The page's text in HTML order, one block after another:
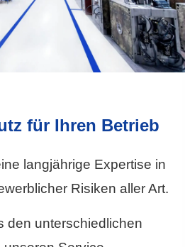
für Ihren Betrieb
langjährige Expertise in
Risiken aller Art.
den unterschiedlichen